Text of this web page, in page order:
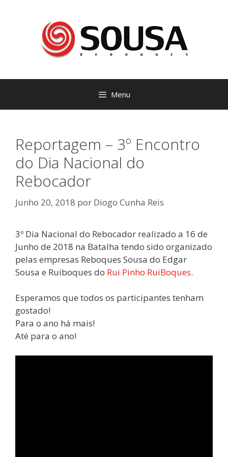
Menu
Reportagem – 3º Encontro
do Dia Nacional do
Rebocador
Junho 20, 2018 por Diogo Cunha Reis
3º Dia Nacional do Rebocador realizado a 16 de
Junho de 2018 na Batalha tendo sido organizado
pelas empresas Reboques Sousa do Edgar
Sousa e Ruiboques do Rui Pinho RuiBoques.
Esperamos que todos os participantes tenham
gostado!
Para o ano há mais!
Até para o ano!